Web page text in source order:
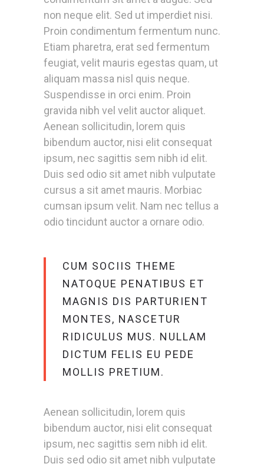
non neque elit. Sed ut imperdiet nisi.
Proin condimentum fermentum nunc.
Etiam pharetra, erat sed fermentum
feugiat, velit mauris egestas quam, ut
aliquam massa nisl quis neque.
Suspendisse in orci enim. Proin
gravida nibh vel velit auctor aliquet.
Aenean sollicitudin, lorem quis
bibendum auctor, nisi elit consequat
ipsum, nec sagittis sem nibh id elit.
Duis sed odio sit amet nibh vulputate
cursus a sit amet mauris. Morbiac
cumsan ipsum velit. Nam nec tellus a
odio tincidunt auctor a ornare odio.
CUM SOCIIS THEME
NATOQUE PENATIBUS ET
MAGNIS DIS PARTURIENT
MONTES, NASCETUR
RIDICULUS MUS. NULLAM
DICTUM FELIS EU PEDE
MOLLIS PRETIUM.
Aenean sollicitudin, lorem quis
bibendum auctor, nisi elit consequat
ipsum, nec sagittis sem nibh id elit.
Duis sed odio sit amet nibh vulputate